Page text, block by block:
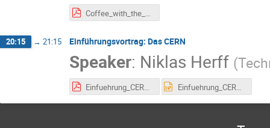
Coffee_with_the_Standard_Model.pdf
20:15 → 21:15 Einführungsvortrag: Das CERN
Speaker: Niklas Herff (
Einfuehrung_CERN_SF.pdf Einfuehrung_CERN_SF.pptx